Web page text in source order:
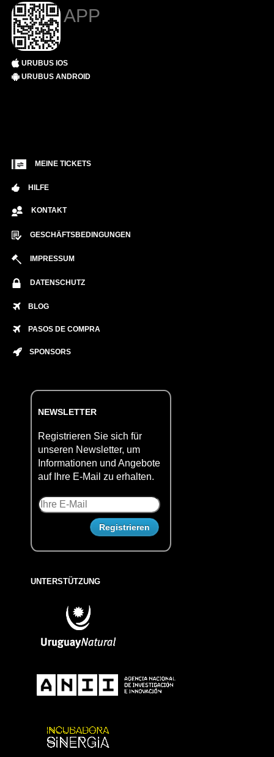
APP
URUBUS IOS
URUBUS ANDROID
MEINE TICKETS
HILFE
KONTAKT
GESCHÄFTSBEDINGUNGEN
IMPRESSUM
DATENSCHUTZ
BLOG
PASOS DE COMPRA
SPONSORS
NEWSLETTER
Registrieren Sie sich für
unseren Newsletter, um
Informationen und Angebote
auf Ihre E-Mail zu erhalten.
UNTERSTÜTZUNG